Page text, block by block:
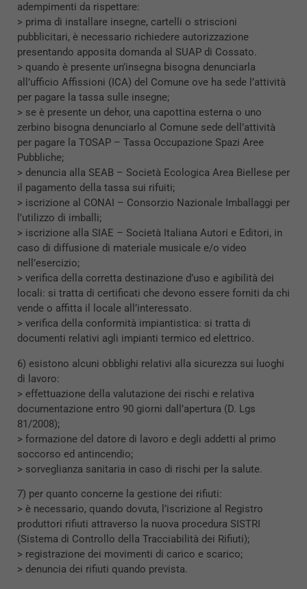
adempimenti da rispettare:
> prima di installare insegne, cartelli o striscioni
pubblicitari, è necessario richiedere autorizzazione
presentando apposita domanda al SUAP di Cossato.
> quando è presente un’insegna bisogna denunciarla
all’ufficio Affissioni (ICA) del Comune ove ha sede l’attività
per pagare la tassa sulle insegne;
> se è presente un dehor, una capottina esterna o uno
zerbino bisogna denunciarlo al Comune sede dell’attività
per pagare la TOSAP – Tassa Occupazione Spazi Aree
Pubbliche;
> denuncia alla SEAB – Società Ecologica Area Biellese per
il pagamento della tassa sui rifuiti;
> iscrizione al CONAI – Consorzio Nazionale Imballaggi per
l’utilizzo di imballi;
> iscrizione alla SIAE – Società Italiana Autori e Editori, in
caso di diffusione di materiale musicale e/o video
nell’esercizio;
> verifica della corretta destinazione d’uso e agibilità dei
locali: si tratta di certificati che devono essere forniti da chi
vende o affitta il locale all’interessato.
> verifica della conformità impiantistica: si tratta di
documenti relativi agli impianti termico ed elettrico.
6) esistono alcuni obblighi relativi alla sicurezza sui luoghi
di lavoro:
> effettuazione della valutazione dei rischi e relativa
documentazione entro 90 giorni dall’apertura (D. Lgs
81/2008);
> formazione del datore di lavoro e degli addetti al primo
soccorso ed antincendio;
> sorveglianza sanitaria in caso di rischi per la salute.
7) per quanto concerne la gestione dei rifiuti:
> è necessario, quando dovuta, l’iscrizione al Registro
produttori rifiuti attraverso la nuova procedura SISTRI
(Sistema di Controllo della Tracciabilità dei Rifiuti);
> registrazione dei movimenti di carico e scarico;
> denuncia dei rifiuti quando prevista.